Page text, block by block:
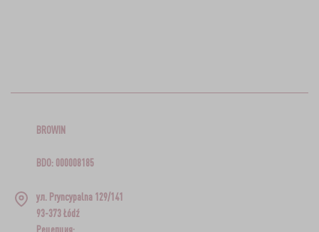
BROWIN
BDO: 000008185
ул. Pryncypalna 129/141
93-373 Łódź